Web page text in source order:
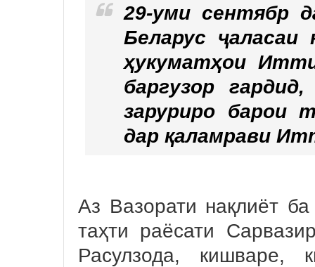
29-уми сентябр
Беларус
ҳукуматҳои
баргузор
заруриро барои
дар қаламрави
Аз Вазорати нақлиёт
таҳти раёсати
Расулзода,